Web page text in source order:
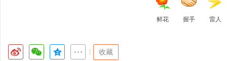
鲜花 握手 雷人
收藏